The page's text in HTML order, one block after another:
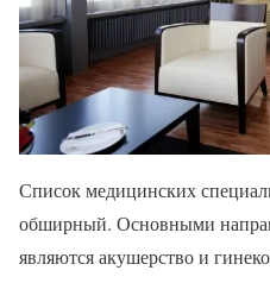
Список медицинских
обширный. Основными
являются акушерство и